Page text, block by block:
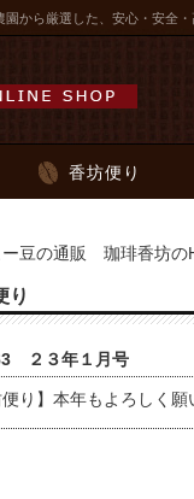
から厳選した、安心・安全
香坊便り
ー豆の通販 珈琲香坊の
り
２３年１月号
便り】本年もよろしく